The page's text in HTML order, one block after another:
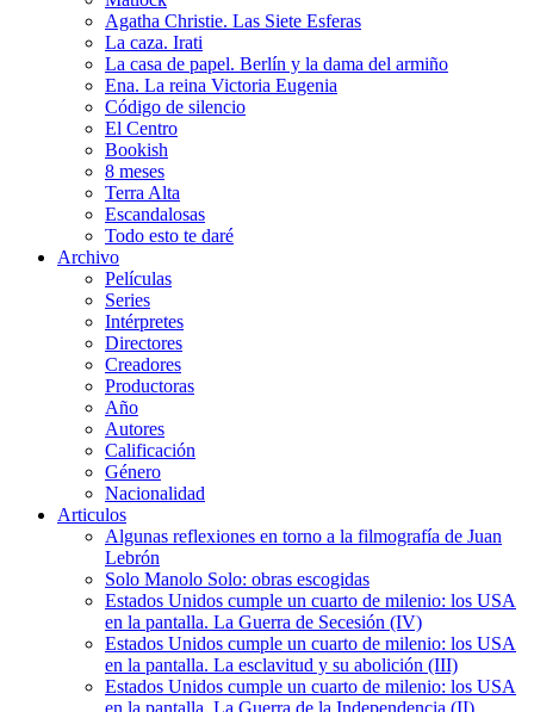
Agatha Christie. Las Siete Esferas
La caza. Irati
La casa de papel. Berlín y la dama del armiño
Ena. La reina Victoria Eugenia
Código de silencio
El Centro
Bookish
8 meses
Terra Alta
Escandalosas
Todo esto te daré
Archivo
Películas
Series
Intérpretes
Directores
Creadores
Productoras
Año
Autores
Calificación
Género
Nacionalidad
Articulos
Algunas reflexiones en torno a la filmografía de Juan
Lebrón
Solo Manolo Solo: obras escogidas
Estados Unidos cumple un cuarto de milenio: los USA
en la pantalla. La Guerra de Secesión (IV)
Estados Unidos cumple un cuarto de milenio: los USA
en la pantalla. La esclavitud y su abolición (III)
Estados Unidos cumple un cuarto de milenio: los USA